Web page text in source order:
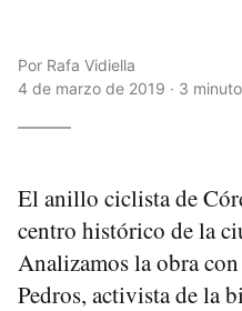
Por Rafa Vidiella
4 de marzo de 2019 · 3
El anillo ciclista de
centro histórico de la
Analizamos la obra
Pedros, activista de la